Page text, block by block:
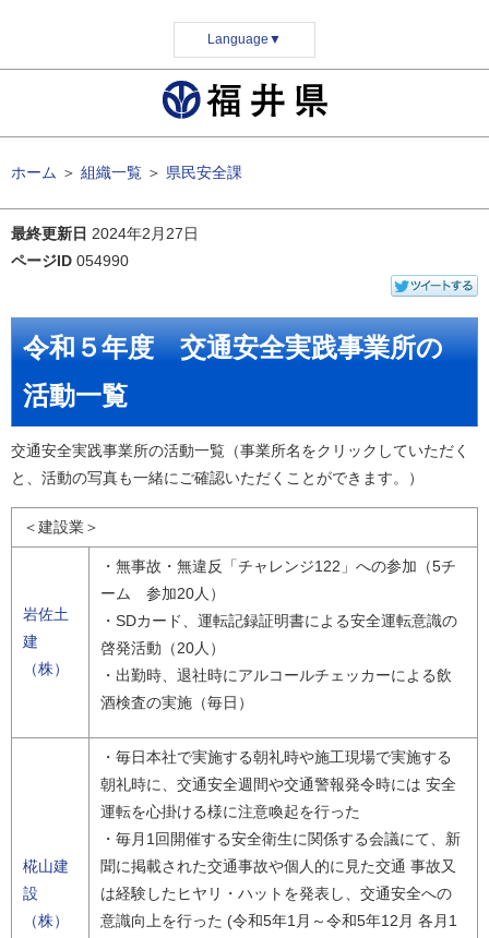
Language ▼
ホーム ＞ 組織一覧 ＞ 県民安全課
最終更新日 2024年2月27日
ページID 054990
令和５年度 交通安全実践事業所の
活動一覧
交通安全実践事業所の活動一覧（事業所名をクリックしていただく
と、活動の写真も一緒にご確認いただくことができます。）
＜建設業＞
岩佐土
建
（株）
・無事故・無違反「チャレンジ122」への参加（5チ
ーム 参加20人）
・SDカード、運転記録証明書による安全運転意識の
啓発活動（20人）
・出勤時、退社時にアルコールチェッカーによる飲
酒検査の実施（毎日）
椛山建
設
（株）
・毎日本社で実施する朝礼時や施工現場で実施する
朝礼時に、交通安全週間や交通警報発令時には 安全
運転を心掛ける様に注意喚起を行った
・毎月1回開催する安全衛生に関係する会議にて、新
聞に掲載された交通事故や個人的に見た交通 事故又
は経験したヒヤリ・ハットを発表し、交通安全への
意識向上を行った (令和5年1月～令和5年12月 各月1